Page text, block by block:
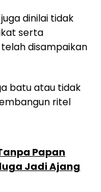
dinilai tidak
serta
disampaikan
batu atau tidak
ritel
Papan
Jadi Ajang